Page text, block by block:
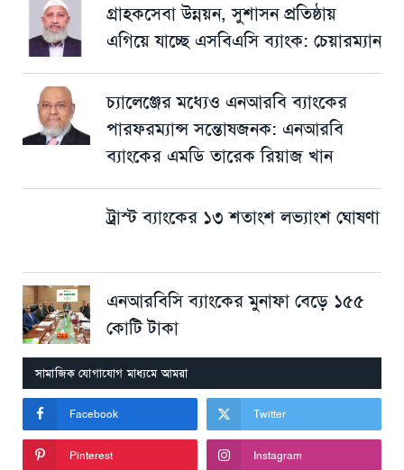
গ্রাহকসেবা উন্নয়ন, সুশাসন প্রতিষ্ঠায়
এগিয়ে যাচ্ছে এসবিএসি ব্যাংক: চেয়ারম্যান
চ্যালেঞ্জের মধ্যেও এনআরবি ব্যাংকের
পারফরম্যান্স সন্তোষজনক: এনআরবি
ব্যাংকের এমডি তারেক রিয়াজ খান
ট্রাস্ট ব্যাংকের ১৩ শতাংশ লভ্যাংশ ঘোষণা
এনআরবিসি ব্যাংকের মুনাফা বেড়ে ১৫৫
কোটি টাকা
সামাজিক যোগাযোগ মাধ্যমে আমরা
Facebook Twitter
Pinterest Instagram